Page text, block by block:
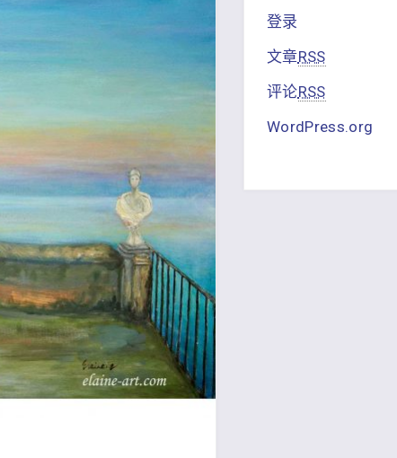
登录
文章RSS
评论RSS
WordPress.org